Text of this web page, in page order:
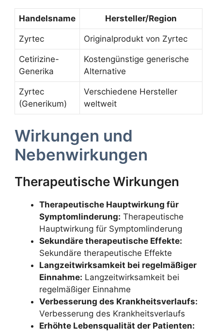
Handelsname Hersteller/Region
Zyrtec Originalprodukt von Zyrtec
Cetirizine-
Generika
Kostengünstige generische
Alternative
Zyrtec
(Generikum)
Verschiedene Hersteller
weltweit
Wirkungen und
Nebenwirkungen
Therapeutische Wirkungen
Therapeutische Hauptwirkung für
Symptomlinderung: Therapeutische
Hauptwirkung für Symptomlinderung
Sekundäre therapeutische Effekte:
Sekundäre therapeutische Effekte
Langzeitwirksamkeit bei regelmäßiger
Einnahme: Langzeitwirksamkeit bei
regelmäßiger Einnahme
Verbesserung des Krankheitsverlaufs:
Verbesserung des Krankheitsverlaufs
Erhöhte Lebensqualität der Patienten: